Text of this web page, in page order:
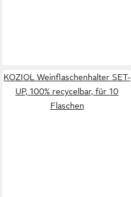
KOZIOL Weinflaschenhalter SET-
UP, 100% recycelbar, für 10
Flaschen